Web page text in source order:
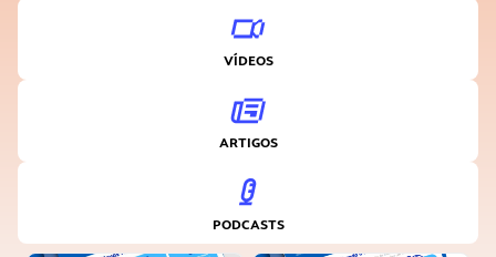
VÍDEOS
ARTIGOS
PODCASTS